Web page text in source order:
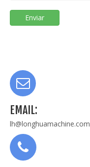
Enviar
EMAIL:
lh@longhuamachine.com